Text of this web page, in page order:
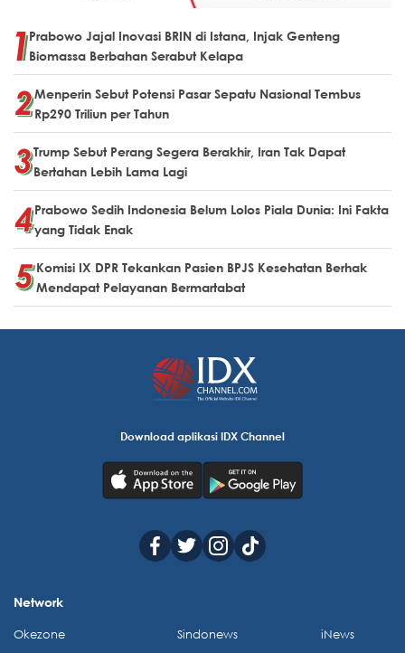
Prabowo Jajal Inovasi BRIN di Istana, Injak Genteng
Biomassa Berbahan Serabut Kelapa
Menperin Sebut Potensi Pasar Sepatu Nasional Tembus
Rp290 Triliun per Tahun
Trump Sebut Perang Segera Berakhir, Iran Tak Dapat
Bertahan Lebih Lama Lagi
Prabowo Sedih Indonesia Belum Lolos Piala Dunia: Ini Fakta
yang Tidak Enak
Komisi IX DPR Tekankan Pasien BPJS Kesehatan Berhak
Mendapat Pelayanan Bermartabat
Download aplikasi IDX Channel
Network
Okezone Sindonews iNews